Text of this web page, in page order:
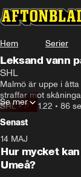
Hem Serier
Leksand vann
SHL
Malmö är uppe i
straffar mot
SHL•22.11.22 • 86
Se mer
Senast
Plus
14 MAJ
Hur mycket
Umeå?